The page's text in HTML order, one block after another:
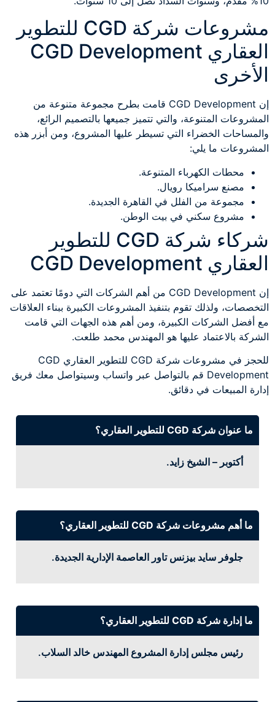
مشروعات شركة CGD للتطوير
العقاري CGD Development
الأخرى
إن CGD Development قامت بطرح مجموعة متنوعة من
المشروعات المتنوعة، والتي تتميز جميعها بالتصميم الرائع،
والمساحات الخضراء التي تسيطر عليها المشروع، ومن أبزر هذه
المشروعات ما يلي:
محطات الكهرباء المتنوعة.
مصنع سراميكا رويال.
مجموعة من الفلل في القاهرة الجديدة.
مشروع سكني في بيت الوطن.
شركاء شركة CGD للتطوير
العقاري CGD Development
إن CGD Development من أهم الشركات التي دومًا تعتمد على
التخصصات، ولذلك تقوم بتنفيذ المشروعات الكبيرة ببناء العلاقات
مع أفضل الشركات الكبيرة، ومن أهم هذه الجهات التي قامت
الشركة بالاعتماد عليها هو المهندس محمد طلعت.
للحجز في مشروعات شركة CGD للتطوير العقاري CGD
Development قم بالتواصل عبر واتساب وسيتواصل معك فريق
إدارة المبيعات في دقائق.
ما عنوان شركة CGD للتطوير العقاري؟
أكتوبر – الشيخ زايد.
ما أهم مشروعات شركة CGD للتطوير العقاري؟
جلوفر سايد بيزنس تاور العاصمة الإدارية الجديدة.
ما إدارة شركة CGD للتطوير العقاري؟
رئيس مجلس إدارة المشروع المهندس خالد السلاب.